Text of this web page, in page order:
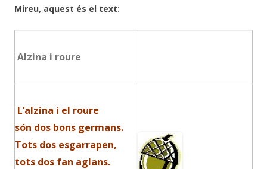
Mireu, aquest és el text:
Alzina i roure
L’alzina i el roure
són dos bons germans.
Tots dos esgarrapen,
tots dos fan aglans.